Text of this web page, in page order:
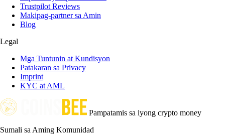
Trustpilot Reviews
Makipag-partner sa Amin
Blog
Legal
Mga Tuntunin at Kundisyon
Patakaran sa Privacy
Imprint
KYC at AML
Pampatamis sa iyong crypto money
Sumali sa Aming Komunidad